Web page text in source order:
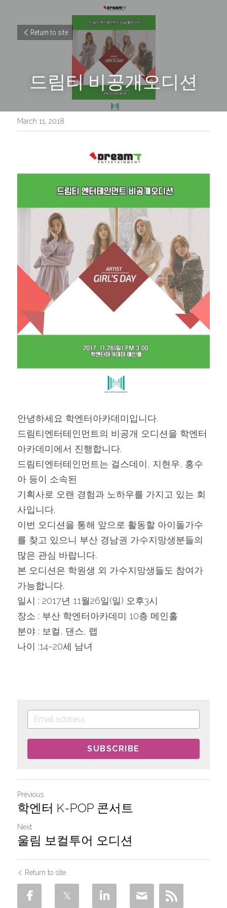
Return to site
드림티 비공개오디션
March 11, 2018
안녕하세요 학엔터아카데미입니다.
드림티엔터테인먼트의 비공개 오디션을 학엔터
아카데미에서 진행합니다.
드림티엔터테인먼트는 걸스데이, 지현우, 홍수
아 등이 소속된
기획사로 오랜 경험과 노하우를 가지고 있는 회
사입니다.
이번 오디션을 통해 앞으로 활동할 아이돌가수
를 찾고 있으니 부산 경남권 가수지망생분들의
많은 관심 바랍니다.
본 오디션은 학원생 외 가수지망생들도 참여가
가능합니다.
일시 : 2017년 11월26일(일) 오후3시
장소 : 부산 학엔터아카데미 10층 메인홀
분야 : 보컬, 댄스, 랩
나이 :14~20세 남녀
SUBSCRIBE
Previous
학엔터 K-POP 콘서트
Next
울림 보컬투어 오디션
Return to site